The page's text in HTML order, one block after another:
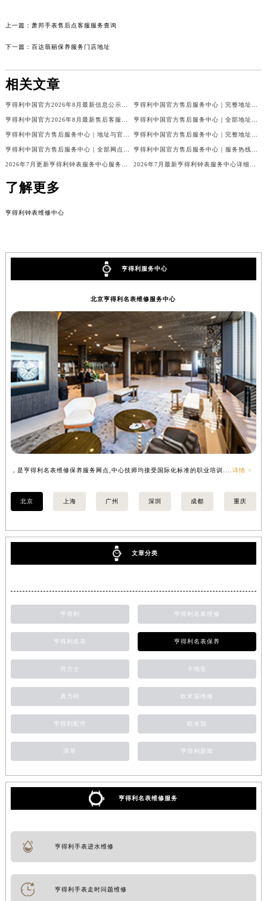
上一篇： 萧邦手表售后点客服服务查询
下一篇： 百达翡丽保养服务门店地址
相关文章
了解更多
亨得利钟表维修中心
亨得利服务中心
北京亨得利名表维修服务中心
，是亨得利名表维修保养服务网点,中心技师均接受国际化标准的职业培训.... 详情 >
北京 上海 广州 深圳 成都 重庆
文章分类
亨得利 亨得利名表维修
亨得利名表 亨得利名表保养
劳力士 卡地亚
真力时 欧米茄维修
亨得利配件 欧米茄
浪琴 亨得利新闻
亨得利名表维修服务
亨得利手表进水维修
亨得利手表走时问题维修